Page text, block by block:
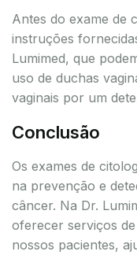
Antes do exame de
instruções
Lumimed, que
uso de duchas
vaginais por um
Conclusão
Os exames de
na prevenção e
câncer. Na Dr.
oferecer serviços
nossos pacientes,